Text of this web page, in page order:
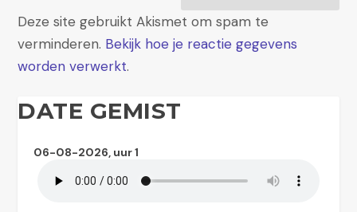
Deze site gebruikt Akismet om spam te
verminderen. Bekijk hoe je reactie gegevens
worden verwerkt.
DATE GEMIST
06-08-2026, uur 1